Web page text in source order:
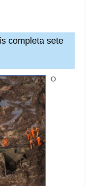
completa sete
O